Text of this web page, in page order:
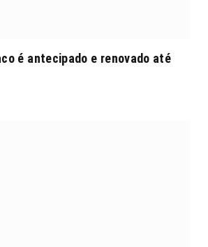
é antecipado e renovado até